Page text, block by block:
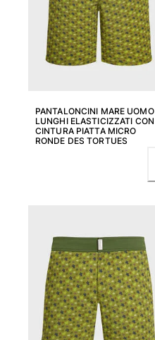
PANTALONCINI MARE UOMO
LUNGHI ELASTICIZZATI CON
CINTURA PIATTA MICRO
RONDE DES TORTUES